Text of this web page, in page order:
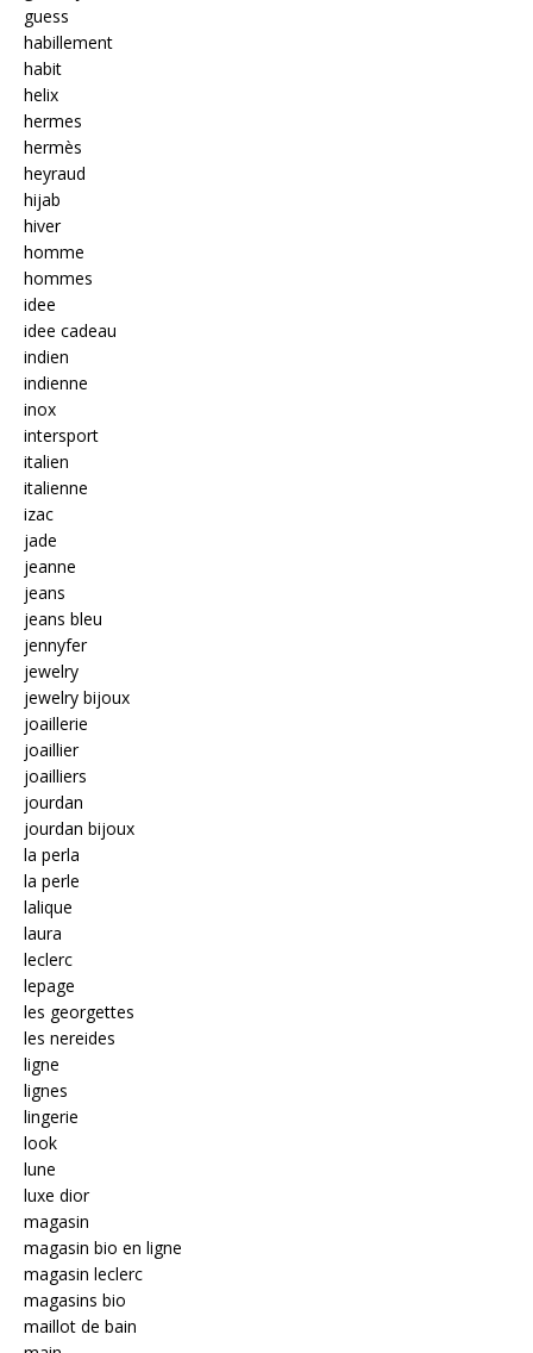
guess
habillement
habit
helix
hermes
hermès
heyraud
hijab
hiver
homme
hommes
idee
idee cadeau
indien
indienne
inox
intersport
italien
italienne
izac
jade
jeanne
jeans
jeans bleu
jennyfer
jewelry
jewelry bijoux
joaillerie
joaillier
joailliers
jourdan
jourdan bijoux
la perla
la perle
lalique
laura
leclerc
lepage
les georgettes
les nereides
ligne
lignes
lingerie
look
lune
luxe dior
magasin
magasin bio en ligne
magasin leclerc
magasins bio
maillot de bain